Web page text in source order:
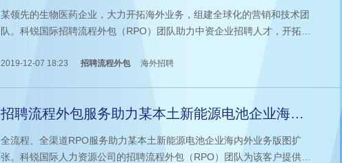
某领先的生物医药企业，大力开拓海外业务，组建全球化的营销和技术团
队。科锐国际招聘流程外包（RPO）团队助力中资企业招聘人才，开拓海
2019-12-07 18:23 招聘流程外包 海外招聘
招聘流程外包服务助力某本土新能源电池企业海内
全流程、全渠道RPO服务助力某本土新能源电池企业海内外业务版图扩
张。科锐国际人力资源公司的招聘流程外包（RPO）团队为该客户提供专